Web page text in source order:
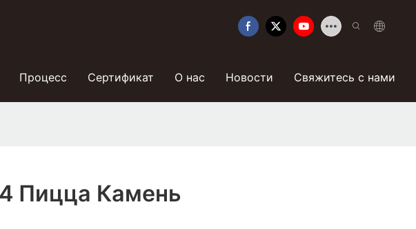
Процесс Сертификат О нас Новости Свяжитесь с нами
Пицца Камень